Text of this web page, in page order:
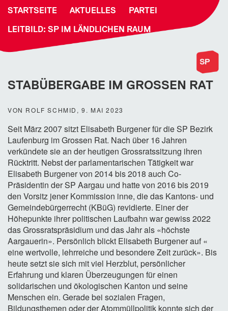
STARTSEITE AKTUELLES PARTEI
LEITBILD: SP IM LÄNDLICHEN RAUM
STABÜBERGABE IM GROSSEN RAT
VON ROLF SCHMID, 9. MAI 2023
Seit März 2007 sitzt Elisabeth Burgener für die SP Bezirk
Laufenburg im Grossen Rat. Nach über 16 Jahren
verkündete sie an der heutigen Grossratssitzung ihren
Rücktritt. Nebst der parlamentarischen Tätigkeit war
Elisabeth Burgener von 2014 bis 2018 auch Co-
Präsidentin der SP Aargau und hatte von 2016 bis 2019
den Vorsitz jener Kommission inne, die das Kantons- und
Gemeindebürgerrecht (KBüG) revidierte. Einer der
Höhepunkte ihrer politischen Laufbahn war gewiss 2022
das Grossratspräsidium und das Jahr als «höchste
Aargauerin». Persönlich blickt Elisabeth Burgener auf «
eine wertvolle, lehrreiche und besondere Zeit zurück». Bis
heute setzt sie sich mit viel Herzblut, persönlicher
Erfahrung und klaren Überzeugungen für einen
solidarischen und ökologischen Kanton und seine
Menschen ein. Gerade bei sozialen Fragen,
Bildungsthemen oder der Atommüllpolitik konnte sich der